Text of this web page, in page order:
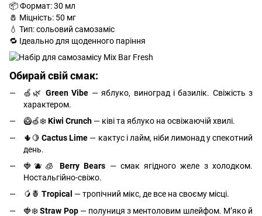
📦 Формат: 30 мл
🧂 Міцність: 50 мг
💧 Тип: сольовий самозаміс
🔁 Ідеально для щоденного паріння
Обирай свій смак:
🍏🌿Green Vibe — яблуко, виноград і базилік. Свіжість з
характером.
🥝🍏❄️Kiwi Crunch — ківі та яблуко на освіжаючій хвилі.
🌵🍋Cactus Lime — кактус і лайм, ніби лимонад у спекотний
день.
🍓🫐🧊Berry Bears — смак ягідного желе з холодком.
Ностальгійно-свіжо.
🥭🍍 Tropical — тропічний мікс, де все на своєму місці.
🍓❄️Straw Pop— полуниця з ментоловим шлейфом. М’яко й